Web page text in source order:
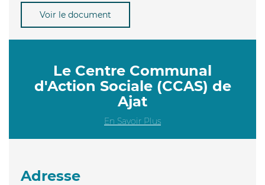
Voir le document
Le Centre Communal
d'Action Sociale (CCAS) de
Ajat
En Savoir Plus
Adresse